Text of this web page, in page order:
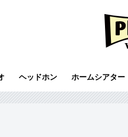
ヘッドホン ホームシアター